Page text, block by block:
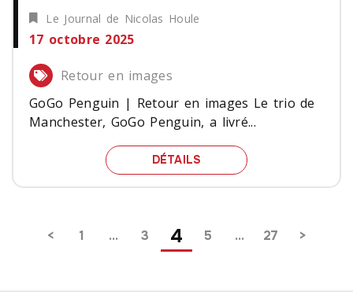
Le Journal de Nicolas Houle
17 octobre 2025
Retour en images
GoGo Penguin | Retour en images Le trio de
Manchester, GoGo Penguin, a livré...
DÉTAILS GOGO PENGUIN |
Pagination
1 … 3 4 5 … 27